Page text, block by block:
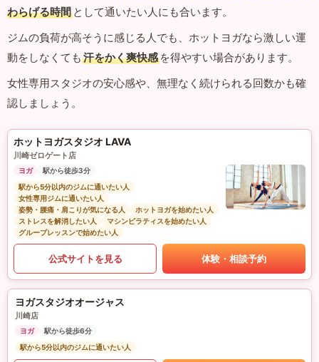
わらげる時間 として通いたい人にも合います。
ジムの負荷が高そうに感じる人でも、ホットヨガなら激しい運
動をしなくても 汗をかく爽快感 を得やすい場合があります。
女性専用スタジオの安心感や、無理なく続けられる回数かも確
認しましょう。
ホットヨガスタジオ LAVA
川崎ゼロゲート店
ヨガ
駅から徒歩3分
駅から5分以内のジムに通いたい人
女性専用ジムに通いたい人
姿勢・腰痛・肩こりが気になる人
ホットヨガを始めたい人
ストレスを解消したい人
マシンピラティスを始めたい人
グループレッスンで始めたい人
公式サイトを見る 体験・相談予約
ヨガスタジオオージャス
川崎店
ヨガ
駅から徒歩6分
駅から5分以内のジムに通いたい人